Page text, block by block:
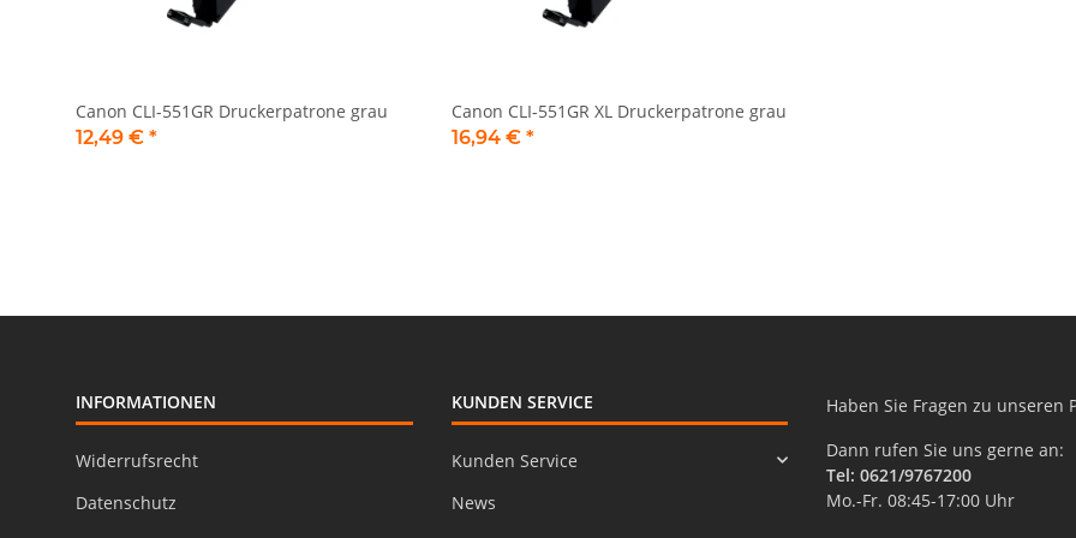
Canon CLI-551GR Druckerpatrone grau
12,49 € *
Canon CLI-551GR XL Druckerpatrone grau
16,94 € *
INFORMATIONEN
Widerrufsrecht
Datenschutz
KUNDEN SERVICE
Kunden Service
News
Haben Sie Fragen zu unseren
Dann rufen Sie uns gerne an:
Tel: 0621/9767200
Mo.-Fr. 08:45-17:00 Uhr